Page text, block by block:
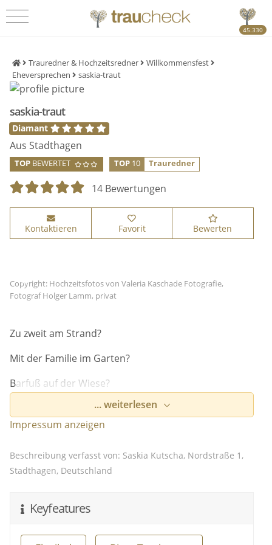
45.330
Trauredner & Hochzeitsredner
Willkommensfest
Eheversprechen
saskia-traut
saskia-traut
Diamant
Aus Stadthagen
TOP BEWERTET TOP 10 Trauredner
14 Bewertungen
Kontaktieren Favorit Bewerten
Copyright: Hochzeitsfotos von Valeria Kaschade Fotografie,
Fotograf Holger Lamm, privat
Zu zweit am Strand?
Mit der Familie im Garten?
Barfuß auf der Wiese?
Hallo, ich bin Saskia!
ich wohne mit Mann und Kind und Katze in
Schaumburg. Ohne kreatives Herumwerkeln kann ich
mich ein kreativer Prozess, den ich von ganzem
Herzen liebe. Beruflich bin ich Verwaltungs- und
Standesbeamtin. Ich mag auch meine
... weiterlesen
Impressum anzeigen
Beschreibung verfasst von: Saskia Kutscha, Nordstraße 1,
Stadthagen, Deutschland
Keyfeatures